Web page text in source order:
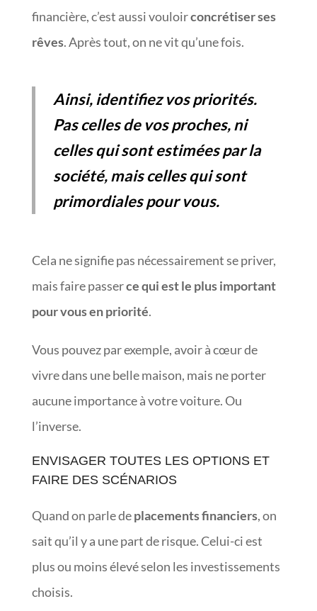
financière, c’est aussi vouloirconcrétiser ses
rêves. Après tout, on ne vit qu’une fois.
Ainsi, identifiez vos priorités.
Pas celles de vos proches, ni
celles qui sont estimées par la
société, mais celles qui sont
primordiales pour vous.
Cela ne signifie pas nécessairement se priver,
mais faire passerce qui est le plus important
pour vous en priorité.
Vous pouvez par exemple, avoir à cœur de
vivre dans une belle maison, mais ne porter
aucune importance à votre voiture. Ou
l’inverse.
ENVISAGER TOUTES LES OPTIONS ET
FAIRE DES SCÉNARIOS
Quand on parle deplacements financiers, on
sait qu’il y a une part de risque. Celui-ci est
plus ou moins élevé selon les investissements
choisis.